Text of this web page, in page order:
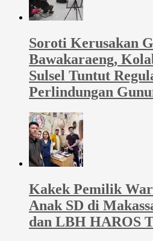
Soroti Kerusakan
Bawakaraeng,
Sulsel Tuntut
Perlindungan
Kakek Pemilik
Anak SD di
dan LBH HAROS